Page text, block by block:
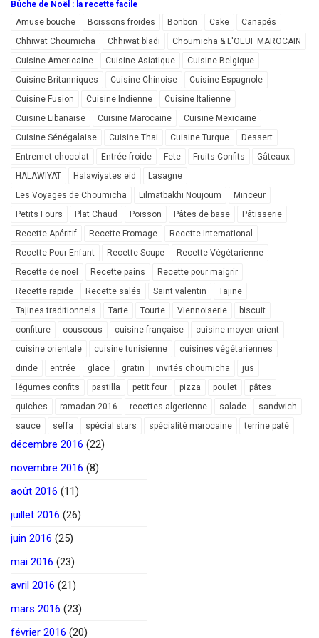
Bûche de Noël : la recette facile
Amuse bouche
Boissons froides Bonbon Cake
Canapés
Chhiwat Choumicha
Chhiwat bladi
Choumicha & L'OEUF MAROCAIN
Cuisine Americaine
Cuisine Asiatique
Cuisine Belgique
Cuisine Britanniques
Cuisine Chinoise
Cuisine Espagnole
Cuisine Fusion
Cuisine Indienne
Cuisine Italienne
Cuisine Libanaise
Cuisine Marocaine
Cuisine Mexicaine
Cuisine Sénégalaise
Cuisine Thai Cuisine Turque
Dessert
Entremet chocolat
Entrée froide Fete Fruits Confits
Gâteaux
HALAWIYAT
Halawiyates eid
Lasagne
Les Voyages de Choumicha
Lilmatbakhi Noujoum
Minceur
Petits Fours
Plat Chaud Poisson Pâtes de base
Pâtisserie
Recette Apéritif
Recette Fromage
Recette International
Recette Pour Enfant
Recette Soupe
Recette Végétarienne
Recette de noel
Recette pains
Recette pour maigrir
Recette rapide
Recette salés Saint valentin
Tajine
Tajines traditionnels
Tarte Tourte Viennoiserie
biscuit
confiture
couscous cuisine française
cuisine moyen orient
cuisine orientale
cuisine tunisienne
cuisines végétariennes
dinde
entrée glace gratin invités choumicha
jus
légumes confits
pastilla petit four pizza poulet
pâtes
quiches
ramadan 2016 recettes algerienne salade
sandwich
sauce
seffa spécial stars spécialité marocaine terrine paté
décembre 2016 (22)
novembre 2016 (8)
août 2016 (11)
juillet 2016 (26)
juin 2016 (25)
mai 2016 (23)
avril 2016 (21)
mars 2016 (23)
février 2016 (20)